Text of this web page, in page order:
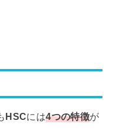
HSCには4つの特徴が